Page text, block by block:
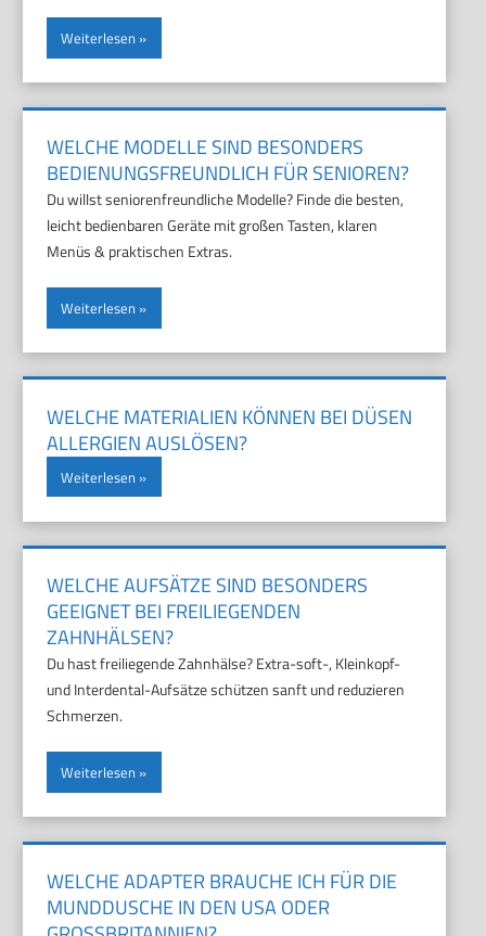
Weiterlesen
WELCHE MODELLE SIND BESONDERS
BEDIENUNGSFREUNDLICH FÜR SENIOREN?
Du willst seniorenfreundliche Modelle? Finde die besten,
leicht bedienbaren Geräte mit großen Tasten, klaren
Menüs & praktischen Extras.
Weiterlesen
WELCHE MATERIALIEN KÖNNEN BEI DÜSEN
ALLERGIEN AUSLÖSEN?
Weiterlesen
WELCHE AUFSÄTZE SIND BESONDERS
GEEIGNET BEI FREILIEGENDEN
ZAHNHÄLSEN?
Du hast freiliegende Zahnhälse? Extra-soft-, Kleinkopf-
und Interdental-Aufsätze schützen sanft und reduzieren
Schmerzen.
Weiterlesen
WELCHE ADAPTER BRAUCHE ICH FÜR DIE
MUNDDUSCHE IN DEN USA ODER